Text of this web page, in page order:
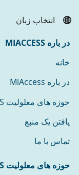
انتخاب زبان
در باره MIACCESS
خانه
در باره MiAccess
حوزه های معلولیت NDIS
یافتن یک منبع
تماس با ما
حوزه های معلولیت NDIS